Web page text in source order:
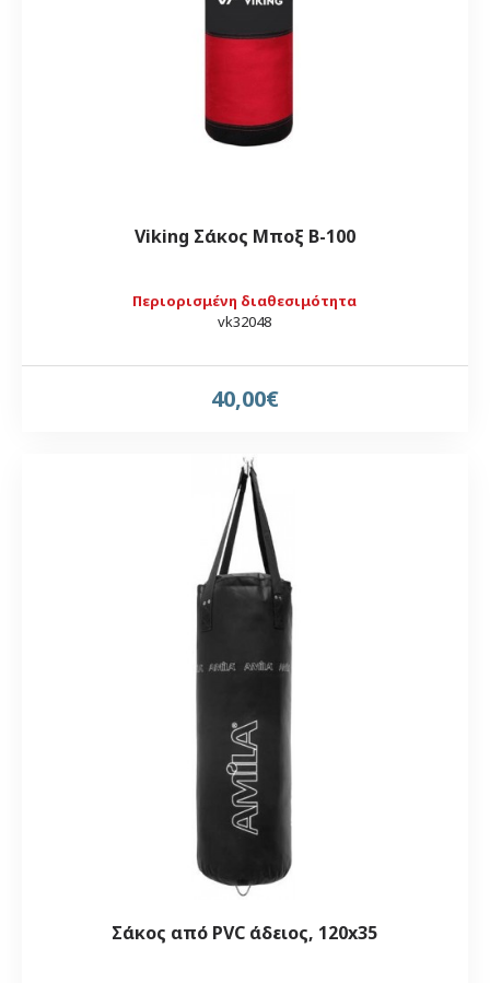
Περιορισμένη διαθεσιμότητα
vk32048
Viking Σάκος Μποξ B-100
40,00€
Σάκος από PVC άδειος, 120x35